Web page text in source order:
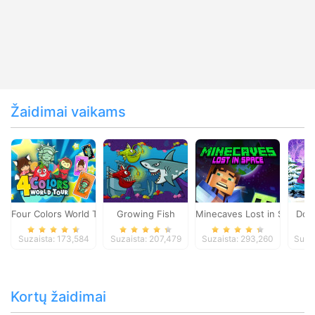
Žaidimai vaikams
Four Colors World Tour
Suzaista: 173,584
Growing Fish
Suzaista: 207,479
Minecaves Lost in Space
Suzaista: 293,260
Kortų žaidimai